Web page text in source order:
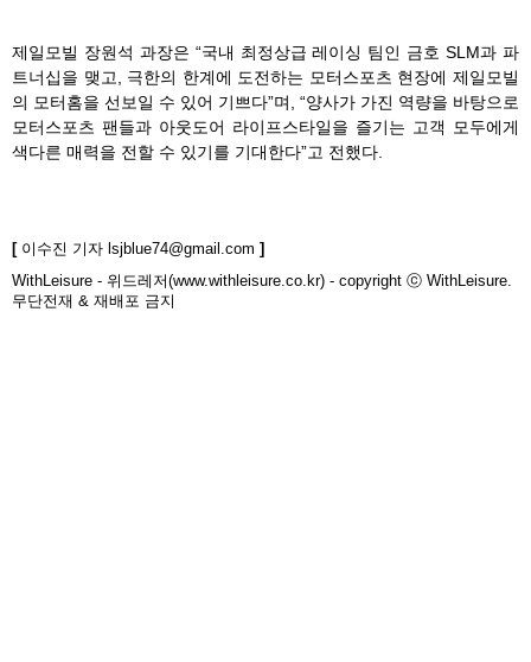
제일모빌 장원석 과장은 “국내 최정상급 레이싱 팀인 금호 SLM과 파
트너십을 맺고, 극한의 한계에 도전하는 모터스포츠 현장에 제일모빌
의 모터홈을 선보일 수 있어 기쁘다”며, “양사가 가진 역량을 바탕으로
모터스포츠 팬들과 아웃도어 라이프스타일을 즐기는 고객 모두에게
색다른 매력을 전할 수 있기를 기대한다”고 전했다.
[이수진 기자 lsjblue74@gmail.com ]
WithLeisure - 위드레저(www.withleisure.co.kr) - copyright ⓒ WithLeisure.
무단전재 & 재배포 금지